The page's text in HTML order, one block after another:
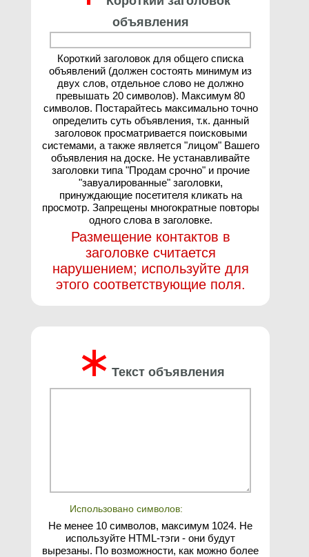
объявления
Короткий заголовок для общего списка
объявлений (должен состоять минимум из
двух слов, отдельное слово не должно
превышать 20 символов). Максимум 80
символов. Постарайтесь максимально точно
определить суть объявления, т.к. данный
заголовок просматривается поисковыми
системами, а также является "лицом" Вашего
объявления на доске. Не устанавливайте
заголовки типа "Продам срочно" и прочие
"завуалированные" заголовки,
принуждающие посетителя кликать на
просмотр. Запрещены многократные повторы
одного слова в заголовке.
Размещение контактов в
заголовке считается
нарушением; используйте для
этого соответствующие поля.
∗ Текст объявления
Использовано символов:
Не менее 10 символов, максимум 1024. Не
используйте HTML-тэги - они будут
вырезаны. По возможности, как можно более